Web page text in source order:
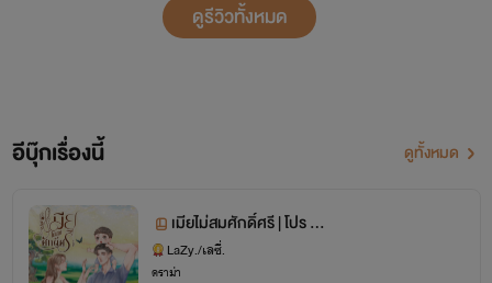
ดูรีวิวทั้งหมด
อีบุ๊กเรื่องนี้ ดูทั้งหมด
เมียไม่สมศักดิ์ศรี | โปร 14
9 ถึง 28 ธันวาคม
LaZy./เลซี่.
ดราม่า